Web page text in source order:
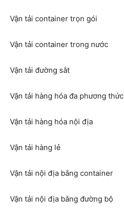
Vận tải container trọn gói
Vận tải container trong nước
Vận tải đường sắt
Vận tải hàng hóa đa phương thức
Vận tải hàng hóa nội địa
Vận tải hàng lẻ
Vận tải nội địa bằng container
Vận tải nội địa bằng đường bộ